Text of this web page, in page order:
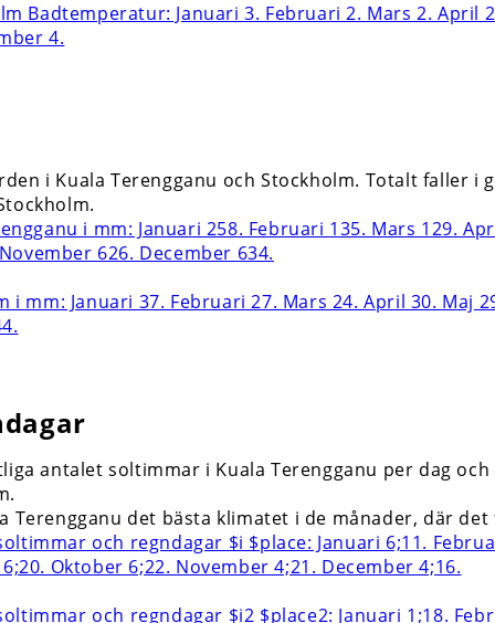
i Kuala Terengganu och Stockholm. Totalt faller i
antalet soltimmar i Kuala Terengganu per dag
Terengganu det bästa klimatet i de månader, där